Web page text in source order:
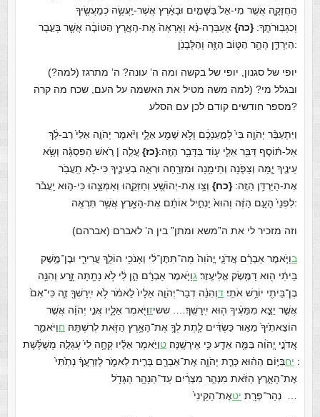
הַֽחֲזָקָ֑ה אֲשֶׁ֤ר מִי-אֵל֙ בַּשָּׁמַ֣יִם וּבָאָ֔רֶץ אֲשֶׁר-יַֽעֲשֶׂ֥ה כְמַֽעֲשֶׂ֖יךָ
וְכִגְבֽוּרֹתֶֽךָ:{כה}אֶעְבְּרָה-נָּ֗א וְאֶרְאֶה֙ אֶת-הָאָ֣רֶץ הַטּוֹבָ֔ה אֲשֶׁ֖ר בְּעֵ֣בֶר
הַיַּרְדֵּ֑ן הָהָ֥ר הַטּ֛וֹב הַזֶּ֖ה וְהַלְּבָנֹֽן:
יופי של סגנון, יופי של בקשה ומה ה’ עונה? ה’ מתרגז (למה?)
ובגלל מי? (למה משה מטיל את האשמה על העם, שכח מה קרה
מספר חודשים קודם לכן עם הסלע?
וַיִּתְעַבֵּ֨ר יְהֹוָ֥ה בִּי֙ לְמַ֣עַנְכֶ֔ם וְלֹ֥א שָׁמַ֖ע אֵלָ֑י וַיֹּ֨אמֶר יְהֹוָ֤ה אֵלַי֙ רַב-לָ֔ךְ
אַל-תּ֗וֹסֶף דַּבֵּ֥ר אֵלַ֛י ע֖וֹד בַּדָּבָ֥ר הַזֶּֽה:{כז}עֲלֵ֣ה | רֹ֣אשׁ הַפִּסְגָּ֗ה וְשָׂ֥א
עֵינֶ֛יךָ יָ֧מָּה וְצָפֹ֛נָה וְתֵימָ֥נָה וּמִזְרָ֖חָה וּרְאֵ֣ה בְעֵינֶ֑יךָ כִּי-לֹ֥א תַֽעֲבֹ֖ר
אֶת-הַיַּרְדֵּ֥ן הַזֶּֽה:{כח}וְצַ֥ו אֶת-יְהוֹשֻׁ֖עַ וְחַזְּקֵ֣הוּ וְאַמְּצֵ֑הוּ כִּי-ה֣וּא יַֽעֲבֹ֗ר
לִפְנֵי֙ הָעָ֣ם הַזֶּ֔ה וְהוּא֙ יַנְחִ֣יל אוֹתָ֔ם אֶת-הָאָ֖רֶץ אֲשֶׁ֥ר תִּרְאֶֽה:
וזה מזכיר לי את ה”משא ומתן” בין ה’ לאברם (אברהם)
בוַיֹּ֣אמֶר אַבְרָ֗ם אֲדֹנָ֤י יֱהֹוִה֙ מַה־תִּתֶּן־לִ֔י וְאָנֹכִ֖י הוֹלֵ֣ךְ עֲרִירִ֑י וּבֶן־מֶ֣שֶׁק
בֵּיתִ֔י ה֖וּא דַּמֶּ֥שֶׂק אֱלִיעֶֽזֶר׃ גוַיֹּ֣אמֶר אַבְרָ֔ם הֵ֣ן לִ֔י לֹ֥א נָתַ֖תָּה זָ֑רַע וְהִנֵּ֥ה
בֶן־בֵּיתִ֖י יוֹרֵ֥שׁ אֹתִֽי׃ דוְהִנֵּ֨ה דְבַר־יְהֹוָ֤ה אֵלָיו֙ לֵאמֹ֔ר לֹ֥א יִֽירָשְׁךָ֖ זֶ֑ה כִּי־אִם֙
אֲשֶׁ֣ר יֵצֵ֣א מִמֵּעֶ֔יךָ ה֖וּא יִֽירָשֶֽׁךָ׃…. ששיזוַיֹּ֖אמֶר אֵלָ֑יו אֲנִ֣י יְהֹוָ֗ה אֲשֶׁ֤ר
הוֹצֵאתִ֙יךָ֙ מֵא֣וּר כַּשְׂדִּ֔ים לָ֧תֶת לְךָ֛ אֶת־הָאָ֥רֶץ הַזֹּ֖את לְרִשְׁתָּֽהּ׃ חוַיֹּאמַ֑ר
אֲדֹנָ֣י יֱהֹוִ֔ה בַּמָּ֥ה אֵדַ֖ע כִּ֥י אִֽירָשֶֽׁנָּה׃ טוַיֹּ֣אמֶר אֵלָ֗יו קְחָ֥ה לִי֙ עֶגְלָ֣ה מְשֻׁלֶּ֔שֶׁת
יחבַּיּ֣וֹם הַה֗וּא כָּרַ֧ת יְהֹוָ֛ה אֶת־אַבְרָ֖ם בְּרִ֣ית לֵאמֹ֑ר לְזַרְעֲךָ֗ נָתַ֙תִּי֙
אֶת־הָאָ֣רֶץ הַזֹּ֔את מִנְּהַ֣ר מִצְרַ֔יִם עַד־הַנָּהָ֥ר הַגָּדֹ֖ל
נְהַר־פְּרָֽת׃ יט